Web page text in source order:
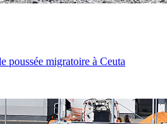
poussée migratoire à Ceuta